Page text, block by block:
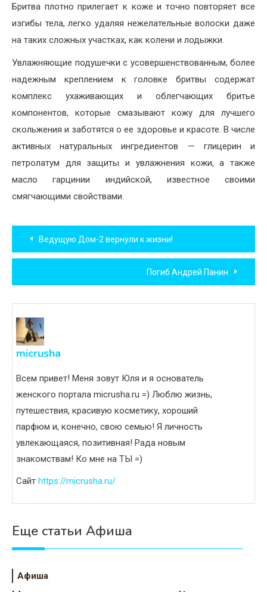
Бритва плотно прилегает к коже и точно повторяет все
изгибы тела, легко удаляя нежелательные волоски даже
на таких сложных участках, как колени и лодыжки.
Увлажняющие подушечки с усовершенствованным, более
надежным креплением к головке бритвы содержат
комплекс ухаживающих и облегчающих бритье
компонентов, которые смазывают кожу для лучшего
скольжения и заботятся о ее здоровье и красоте. В числе
активных натуральных ингредиентов — глицерин и
петролатум для защиты и увлажнения кожи, а также
масло гарцинии индийской, известное своими
смягчающими свойствами.
Навигация
по
записям
Ведущую Дом-2 вернули к жизни!
Погиб Андрей Панин
micrusha
Всем привет! Меня зовут Юля и я основатель
женского портала micrusha.ru =) Люблю жизнь,
путешествия, красивую косметику, хороший
парфюм и, конечно, свою семью! Я личность
увлекающаяся, позитивная! Рада новым
знакомствам! Ко мне на ТЫ =)
Сайт https://micrusha.ru/
Еще статьи Афиша
Афиша